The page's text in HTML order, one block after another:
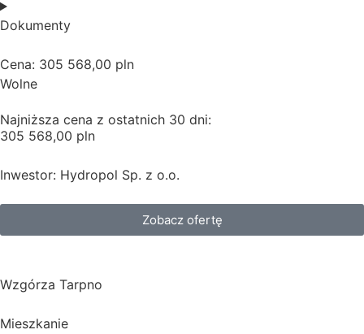
Dokumenty
Cena: 305 568,00 pln
Wolne
Najniższa cena z ostatnich 30 dni:
305 568,00 pln
Inwestor: Hydropol Sp. z o.o.
Zobacz ofertę
Wzgórza Tarpno
Mieszkanie